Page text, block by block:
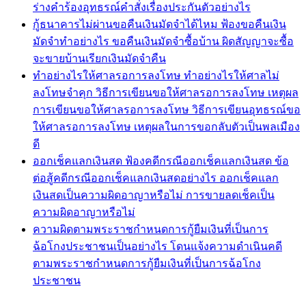
ร่างคำร้องอุทธรณ์คำสั่งเรื่องประกันตัวอย่างไร
กู้ธนาคารไม่ผ่านขอคืนเงินมัดจำได้ไหม ฟ้องขอคืนเงิน
มัดจำทำอย่างไร ขอคืนเงินมัดจำซื้อบ้าน ผิดสัญญาจะซื้อ
จะขายบ้านเรียกเงินมัดจำคืน
ทำอย่างไรให้ศาลรอการลงโทษ ทำอย่างไรให้ศาลไม่
ลงโทษจำคุก วิธีการเขียนขอให้ศาลรอการลงโทษ เหตุผล
การเขียนขอให้ศาลรอการลงโทษ วิธีการเขียนอุทธรณ์ขอ
ให้ศาลรอการลงโทษ เหตุผลในการขอกลับตัวเป็นพลเมือง
ดี
ออกเช็คแลกเงินสด ฟ้องคดีกรณีออกเช็คแลกเงินสด ข้อ
ต่อสู้คดีกรณีออกเช็คแลกเงินสดอย่างไร ออกเช็คแลก
เงินสดเป็นความผิดอาญาหรือไม่ การขายลดเช็คเป็น
ความผิดอาญาหรือไม่
ความผิดตามพระราชกำหนดการกู้ยืมเงินที่เป็นการ
ฉ้อโกงประชาชนเป็นอย่างไร โดนแจ้งความดำเนินคดี
ตามพระราชกำหนดการกู้ยืมเงินที่เป็นการฉ้อโกง
ประชาชน